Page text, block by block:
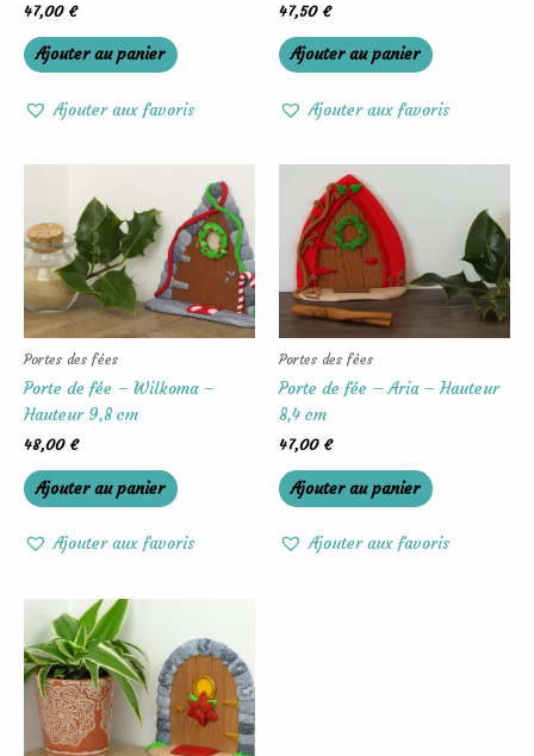
47,00 €
Ajouter au panier
Ajouter aux favoris
47,50 €
Ajouter au panier
Ajouter aux favoris
Portes des fées
Porte de fée – Wilkoma –
Hauteur 9,8 cm
48,00 €
Ajouter au panier
Ajouter aux favoris
Portes des fées
Porte de fée – Aria – Hauteur
8,4 cm
47,00 €
Ajouter au panier
Ajouter aux favoris